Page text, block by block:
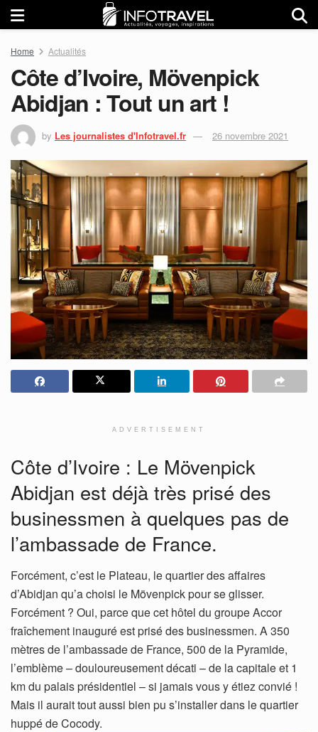
Home Actualités
Côte d’Ivoire, Mövenpick
Abidjan : Tout un art !
by Les journalistes d'Infotravel.fr 26 novembre 2021
ADVERTISEMENT
Côte d’Ivoire : Le Mövenpick
Abidjan est déjà très prisé des
businessmen à quelques pas de
l’ambassade de France.
Forcément, c’est le Plateau, le quartier des affaires
d’Abidjan qu’a choisi le Mövenpick pour se glisser.
Forcément ? Oui, parce que cet hôtel du groupe Accor
fraîchement inauguré est prisé des businessmen. A 350
mètres de l’ambassade de France, 500 de la Pyramide,
l’emblème – douloureusement décati – de la capitale et 1
km du palais présidentiel – si jamais vous y étiez convié !
Mais il aurait tout aussi bien pu s’installer dans le quartier
huppé de Cocody.